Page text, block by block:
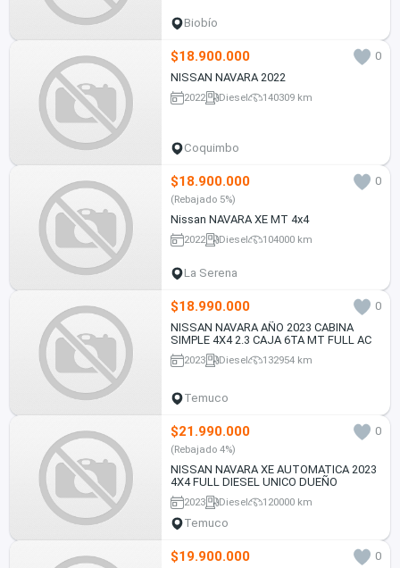
Biobío
$18.900.000
0
NISSAN NAVARA 2022
2022 Diesel 140309 km
Coquimbo
$18.900.000 0
(Rebajado 5%)
Nissan NAVARA XE MT 4x4
2022 Diesel 104000 km
La Serena
$18.990.000
0
NISSAN NAVARA AÑO 2023 CABINA
SIMPLE 4X4 2.3 CAJA 6TA MT FULL AC
2023 Diesel 132954 km
Temuco
$21.990.000 0
(Rebajado 4%)
NISSAN NAVARA XE AUTOMATICA 2023
4X4 FULL DIESEL UNICO DUEÑO
2023 Diesel 120000 km
Temuco
$19.900.000
0